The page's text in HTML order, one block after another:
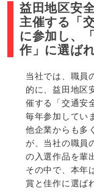
益田地区安
主催する「
に参加し、
作」に選ば
当社では、職員
的に、益田地区
催する「交通安
毎年参加してい
他企業からも多
が、当社の職員
の入選作品を輩
その中で、本年
賞と佳作に選ば